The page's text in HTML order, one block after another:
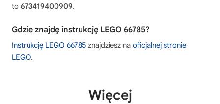
to 673419400909.
Gdzie znajdę instrukcję LEGO 66785?
Instrukcję LEGO 66785 znajdziesz na oficjalnej stronie
LEGO.
Więcej